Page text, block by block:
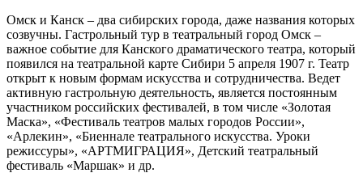
Омск и Канск – два сибирских города, даже названия которых
созвучны. Гастрольный тур в театральный город Омск –
важное событие для Канского драматического театра, который
появился на театральной карте Сибири 5 апреля 1907 г. Театр
открыт к новым формам искусства и сотрудничества. Ведет
активную гастрольную деятельность, является постоянным
участником российских фестивалей, в том числе «Золотая
Маска», «Фестиваль театров малых городов России»,
«Арлекин», «Биеннале театрального искусства. Уроки
режиссуры», «АРТМИГРАЦИЯ», Детский театральный
фестиваль «Маршак» и др.